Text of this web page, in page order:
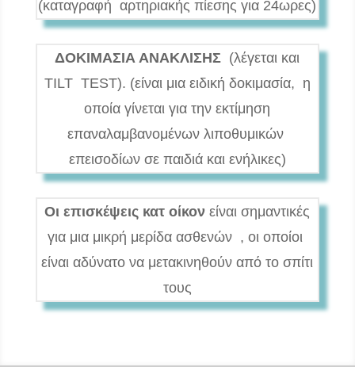
(καταγραφή αρτηριακής πίεσης για 24ωρες)
ΔΟΚΙΜΑΣΙΑ ΑΝΑΚΛΙΣΗΣ (λέγεται και
TILT TEST). (είναι μια ειδική δοκιμασία, η
οποία γίνεται για την εκτίμηση
επαναλαμβανομένων λιποθυμικών
επεισοδίων σε παιδιά και ενήλικες)
Οι επισκέψεις κατ οίκον είναι σημαντικές
για μια μικρή μερίδα ασθενών , οι οποίοι
είναι αδύνατο να μετακινηθούν από το σπίτι
τους